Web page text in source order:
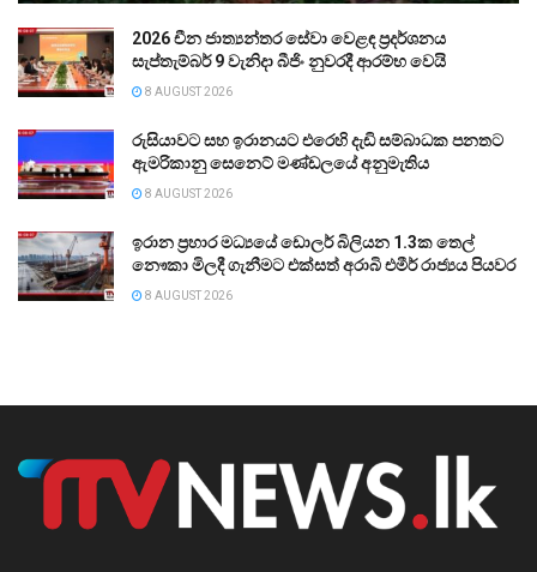
2026 චීන ජාත්‍යන්තර සේවා වෙළඳ ප්‍රදර්ශනය
සැප්තැම්බර් 9 වැනිදා බීජිං නුවරදී ආරම්භ වෙයි
8 AUGUST 2026
රුසියාවට සහ ඉරානයට එරෙහි දැඩි සම්බාධක පනතට
ඇමරිකානු සෙනෙට් මණ්ඩලයේ අනුමැතිය
8 AUGUST 2026
ඉරාන ප්‍රහාර මධ්‍යයේ ඩොලර් බිලියන 1.3ක තෙල්
නෞකා මිලදී ගැනීමට එක්සත් අරාබි එමීර් රාජ්‍යය පියවර
8 AUGUST 2026